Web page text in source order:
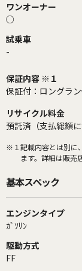
ワンオーナー
○
試乗車
-
保証内容 ※１
保証付：ロングラ
リサイクル料金
預託済（支払総額
※１ 記載内容とは別に
ます。詳細は販売
基本スペック
エンジンタイプ
ｶﾞｿﾘﾝ
駆動方式
FF